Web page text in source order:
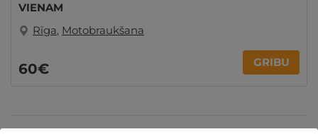
VIENAM
Rīga, Motobraukšana
60€ GRIBU